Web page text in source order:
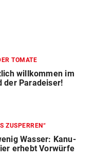
TOMATE
willkommen im
der Paradeiser!
ZUSPERREN“
Wasser: Kanu-
erhebt Vorwürfe